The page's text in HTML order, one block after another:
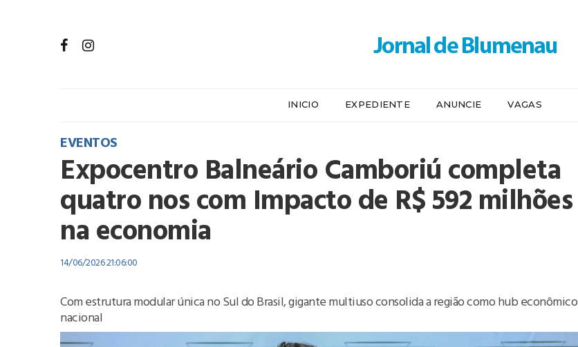
INICIO EXPEDIENTE ANUNCIE VAGAS
EVENTOS
Expocentro Balneário Camboriú completa
quatro nos com Impacto de R$ 592 milhões
na economia
14/06/2026 21:06:00
Com estrutura modular única no Sul do Brasil, gigante multiuso consolida a região como hub econômico
nacional